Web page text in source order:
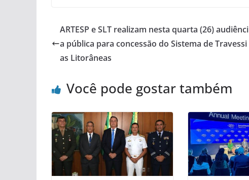
ARTESP e SLT realizam nesta quarta (26) audiênci
a pública para concessão do Sistema de Travessi
as Litorâneas
Você pode gostar também